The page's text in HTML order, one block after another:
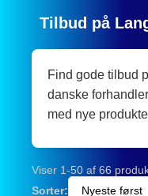
Tilbud på
Find gode tilbud
danske
med nye
Viser 1-50 af 66
Sorter: